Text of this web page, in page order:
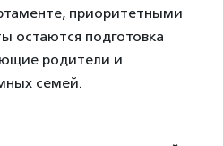
приоритетными
остаются подготовка
родители и
семей.